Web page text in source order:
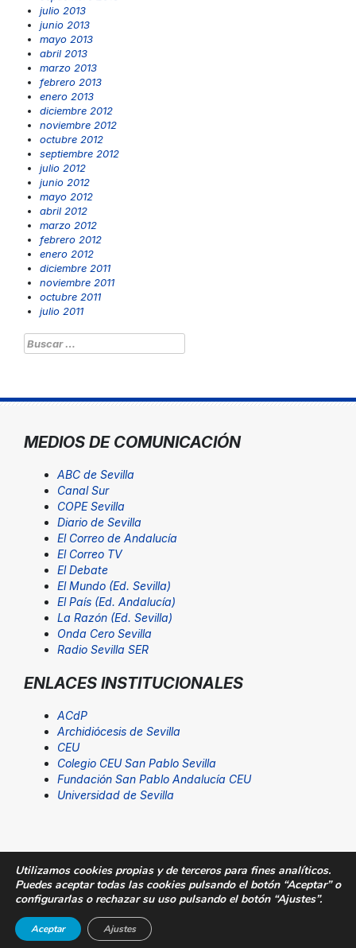
julio 2013
junio 2013
mayo 2013
abril 2013
marzo 2013
febrero 2013
enero 2013
diciembre 2012
noviembre 2012
octubre 2012
septiembre 2012
julio 2012
junio 2012
mayo 2012
abril 2012
marzo 2012
febrero 2012
enero 2012
diciembre 2011
noviembre 2011
octubre 2011
julio 2011
Buscar:
MEDIOS DE COMUNICACIÓN
ABC de Sevilla
Canal Sur
COPE Sevilla
Diario de Sevilla
El Correo de Andalucía
El Correo TV
El Debate
El Mundo (Ed. Sevilla)
El País (Ed. Andalucía)
La Razón (Ed. Sevilla)
Onda Cero Sevilla
Radio Sevilla SER
ENLACES INSTITUCIONALES
ACdP
Archidiócesis de Sevilla
CEU
Colegio CEU San Pablo Sevilla
Fundación San Pablo Andalucía CEU
Universidad de Sevilla
© Fundación San Pablo Andalucía CEU. Todos los
SUGERENCIAS@CEU
Utilizamos cookies propias y de terceros para fines analíticos.
Puedes aceptar todas las cookies pulsando el botón “Aceptar” o
configurarlas o rechazar su uso pulsando el botón “Ajustes”.
Aceptar Ajustes